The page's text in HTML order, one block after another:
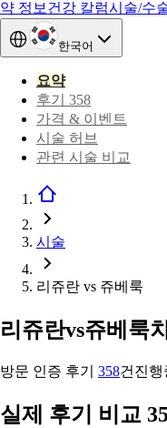
약 정보 건강 칼럼시술/수
한국어
요약
후기 358
가격 & 이벤트
시술 허브
관련 시술 비교
시술
리쥬란 vs 쥬베룩
리쥬란vs쥬베룩
방문 인증 후기 358건 진행
실제 후기 비교